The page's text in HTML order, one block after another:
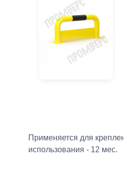
Применяется для
использования - 12 мес.